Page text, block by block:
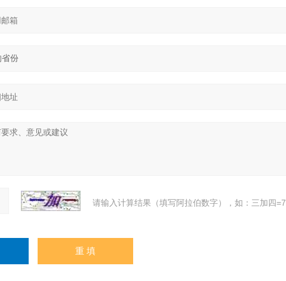
请输入计算结果（填写阿拉伯数字），如：三加四=7